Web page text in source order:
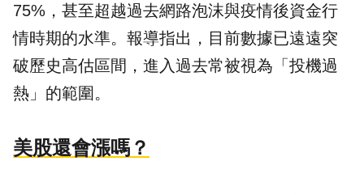
75%，甚至超越過去網路泡沫與疫情後資金行
情時期的水準。報導指出，目前數據已遠遠突
破歷史高估區間，進入過去常被視為「投機過
熱」的範圍。
美股還會漲嗎？